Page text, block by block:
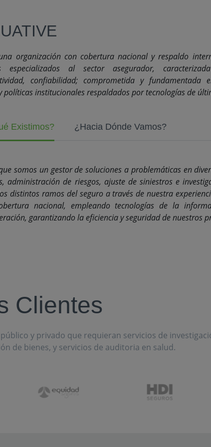
organización con cobertura nacional y respaldo
especializados al sector asegurador,
confiabilidad; comprometida y fundamentada
políticas institucionales respaldados por tecnologías de
Existimos? ¿Hacia Dónde Vamos?
somos un gestor de soluciones a problemáticas en
administración de riesgos, ajuste de siniestros e
distintos ramos del seguro a través de nuestra
nacional, empleando tecnologías de la
garantizando la eficiencia y seguridad de nuestros
Clientes
y privado que requieran servicios de
de bienes, y servicios de auditoria en salud.